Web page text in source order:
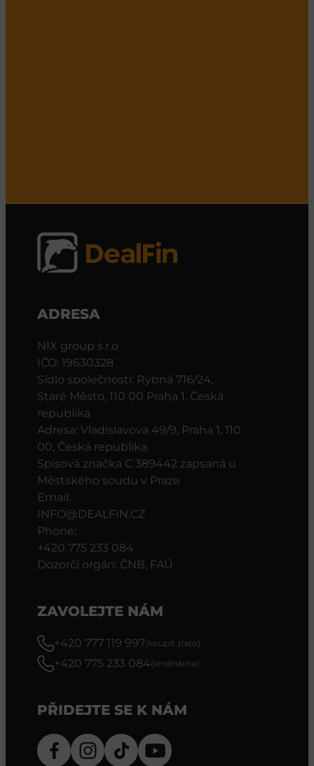
ADRESA
NIX group s.r.o
IČO: 19630328
Sídlo společnosti: Rybná 716/24,
Staré Město, 110 00 Praha 1, Česká
republika
Adresa: Vladislavova 49/9, Praha 1, 110
00, Česká republika
Spisová značka C 389442 zapsaná u
Městského soudu v Praze
Email:
INFO@DEALFIN.CZ
Phone:
+420 775 233 084
Dozorčí orgán: ČNB, FAÚ
ZAVOLEJTE NÁM
+420 777 119 997(koupit zlato)
+420 775 233 084(směnárna)
PŘIDEJTE SE K NÁM